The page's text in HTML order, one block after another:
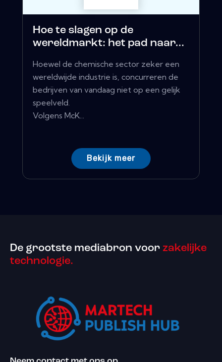
Hoe te slagen op de
wereldmarkt: het pad naar...
Hoewel de chemische sector zeker een
wereldwijde industrie is, concurreren de
bedrijven van vandaag niet op een gelijk
speelveld.
Volgens McK...
Bekijk meer
De grootste mediabron voor zakelijke
technologie.